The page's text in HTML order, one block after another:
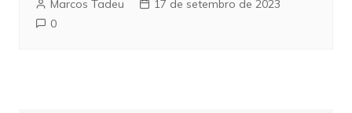
Marcos Tadeu
17 de setembro de 2023
0